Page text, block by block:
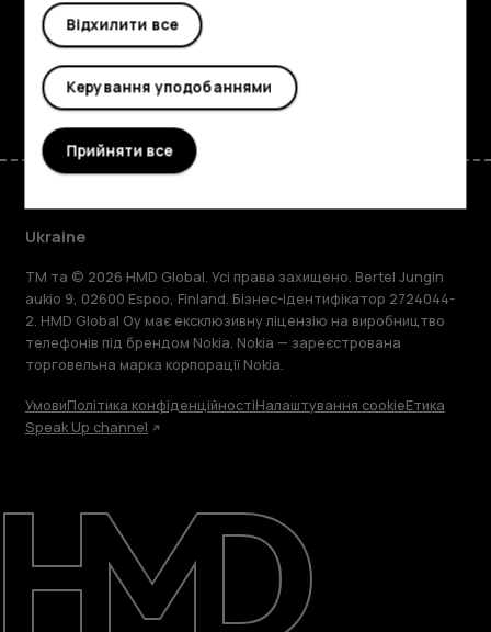
Детальніше
Підтримка
Підтримка
FacebookInstagram
TiktokYoutubeLinkedin
Ukraine
TM та © 2026 HMD Global. Усі права захищено. Bertel Jungin
aukio 9, 02600 Espoo, Finland. Бізнес-ідентифікатор 2724044-
2. HMD Global Oy має ексклюзивну ліцензію на виробництво
телефонів під брендом Nokia. Nokia — зареєстрована
торговельна марка корпорації Nokia.
УмовиПолітика конфіденційностіНалаштування cookieЕтика
Speak Up channel
Відхилити все
Керування уподобаннями
Прийняти все